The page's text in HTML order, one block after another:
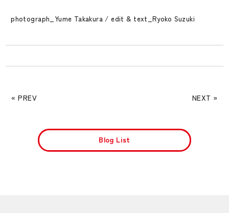
photograph_ Yume Takakura/ edit & text_Ryoko Suzuki
« PREV NEXT »
Blog List